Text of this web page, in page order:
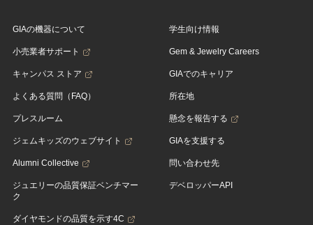
GIAの機器について
小売業者サポート
キャンパス ストア
よくある質問（FAQ）
プレスルーム
ジェムキッズのウェブサイト
Alumni Collective
ジュエリーの品質保証ベンチマー
ク
ダイヤモンドの品質を示す4C
学生向け情報
Gem & Jewelry Careers
GIAでのキャリア
所在地
懸念を報告する
GIAを支援する
問い合わせ先
デベロッパーAPI